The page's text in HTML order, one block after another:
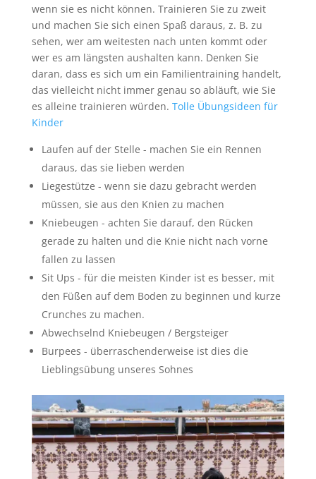
wenn sie es nicht können. Trainieren Sie zu zweit
und machen Sie sich einen Spaß daraus, z. B. zu
sehen, wer am weitesten nach unten kommt oder
wer es am längsten aushalten kann. Denken Sie
daran, dass es sich um ein Familientraining handelt,
das vielleicht nicht immer genau so abläuft, wie Sie
es alleine trainieren würden. Tolle Übungsideen für
Kinder
Laufen auf der Stelle - machen Sie ein Rennen
daraus, das sie lieben werden
Liegestütze - wenn sie dazu gebracht werden
müssen, sie aus den Knien zu machen
Kniebeugen - achten Sie darauf, den Rücken
gerade zu halten und die Knie nicht nach vorne
fallen zu lassen
Sit Ups - für die meisten Kinder ist es besser, mit
den Füßen auf dem Boden zu beginnen und kurze
Crunches zu machen.
Abwechselnd Kniebeugen / Bergsteiger
Burpees - überraschenderweise ist dies die
Lieblingsübung unseres Sohnes